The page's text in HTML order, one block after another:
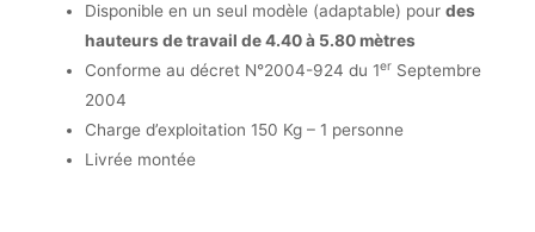
Disponible en un seul modèle (adaptable) pourdes
hauteurs de travail de 4.40 à 5.80 mètres
Conforme au décret N°2004-924 du 1er Septembre
2004
Charge d’exploitation 150 Kg – 1 personne
Livrée montée